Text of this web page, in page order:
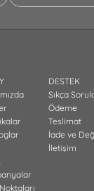
DESTEK
Sıkça
Ödeme
Teslimat
İade ve
İletişim